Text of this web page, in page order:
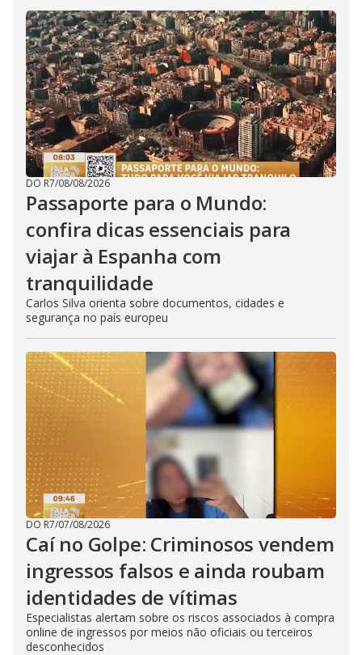
DO R7/08/08/2026
Passaporte para o Mundo:
confira dicas essenciais para
viajar à Espanha com
tranquilidade
Carlos Silva orienta sobre documentos, cidades e
segurança no país europeu
DO R7/07/08/2026
Caí no Golpe: Criminosos vendem
ingressos falsos e ainda roubam
identidades de vítimas
Especialistas alertam sobre os riscos associados à compra
online de ingressos por meios não oficiais ou terceiros
desconhecidos